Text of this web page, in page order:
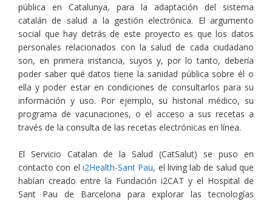
pública en Catalunya, para la adaptación del sistema
catalán de salud a la gestión electrónica. El argumento
social que hay detrás de este proyecto es que los datos
personales relacionados con la salud de cada ciudadano
son, en primera instancia, suyos y, por lo tanto, debería
poder saber qué datos tiene la sanidad pública sobre él o
ella y poder estar en condiciones de consultarlos para su
información y uso. Por ejemplo, su historial médico, su
programa de vacunaciones, o el acceso a sus recetas a
través de la consulta de las recetas electrónicas en línea.
El Servicio Catalan de la Salud (CatSalut) se puso en
contacto con el i2Health-Sant Pau, el living lab de salud que
habían creado entre la Fundación i2CAT y el Hospital de
Sant Pau de Barcelona para explorar las tecnologías